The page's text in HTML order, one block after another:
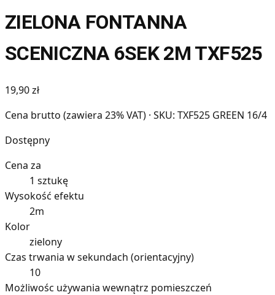
ZIELONA FONTANNA
SCENICZNA 6SEK 2M TXF525
19,90 zł
Cena brutto (zawiera 23% VAT) · SKU: TXF525 GREEN 16/4
Dostępny
Cena za
1 sztukę
Wysokość efektu
2m
Kolor
zielony
Czas trwania w sekundach (orientacyjny)
10
Możliwośc używania wewnątrz pomieszczeń